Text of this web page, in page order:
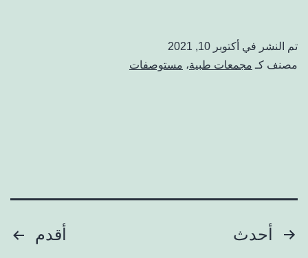
الهاتف،
تم النشر في أكتوبر 10, 2021
مصنف كـ مجمعات طبية، مستوصفات
تعددأحدث أقدم